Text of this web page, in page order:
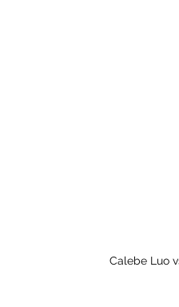
Calebe Luo